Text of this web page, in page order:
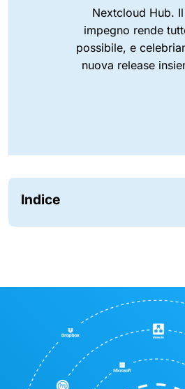
Nextcloud Hub.
impegno rende
possibile, e
nuova release
Indice